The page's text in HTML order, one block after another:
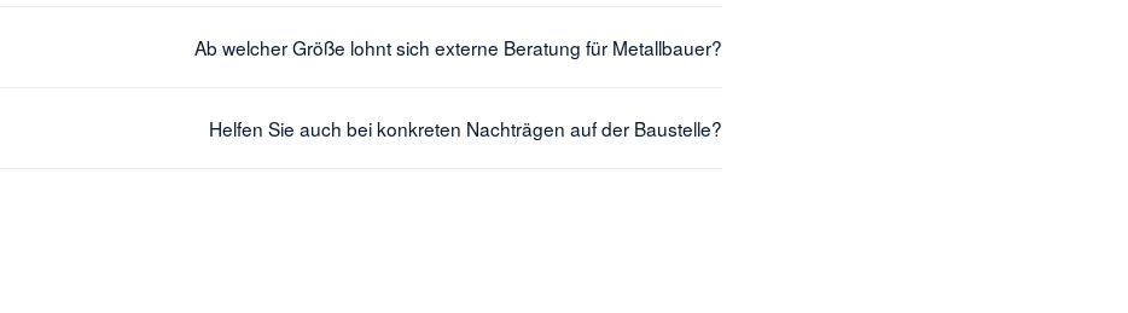
Ab welcher Größe lohnt sich externe Beratung für Metallbauer?
Helfen Sie auch bei konkreten Nachträgen auf der Baustelle?